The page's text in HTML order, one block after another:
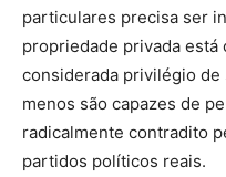
particulares precisa ser
propriedade privada está
considerada privilégio
menos são capazes de
radicalmente contradito
partidos políticos reais.